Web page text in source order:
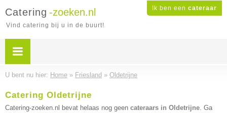
Ik ben een cateraar
Catering -zoeken.nl
Vind catering bij u in de buurt!
U bent nu hier: Home » Friesland » Oldetrijne
Catering Oldetrijne
Catering-zoeken.nl bevat helaas nog geen cateraars in Oldetrijne. Ga